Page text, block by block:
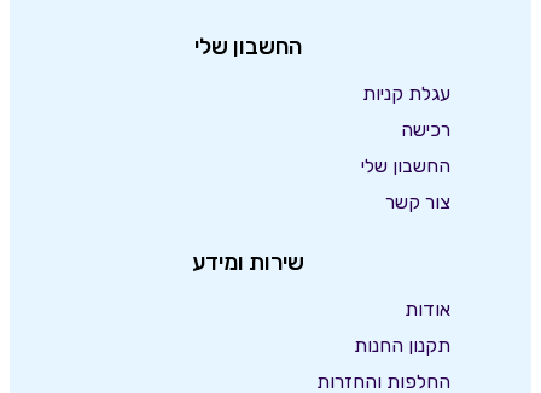
החשבון שלי
עגלת קניות
רכישה
החשבון שלי
צור קשר
שירות ומידע
אודות
תקנון החנות
החלפות והחזרות